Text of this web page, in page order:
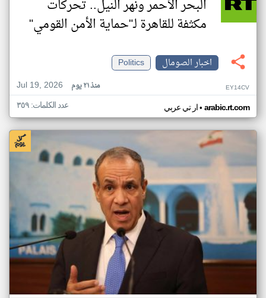
البحر الأحمر ونهر النيل.. تحركات
مكثفة للقاهرة لـ"حماية الأمن القومي"
اخبار الصومال
Politics
Jul 19, 2026
منذ ٢١ يوم EY14CV
ار تي عربي• arabic.rt.com عدد الكلمات: ٣٥٩